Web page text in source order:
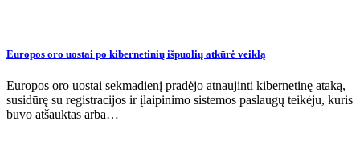
Europos oro uostai po kibernetinių išpuolių atkūrė veiklą
Europos oro uostai sekmadienį pradėjo atnaujinti kibernetinę ataką,
susidūrę su registracijos ir įlaipinimo sistemos paslaugų teikėju, kuris
buvo atšauktas arba…